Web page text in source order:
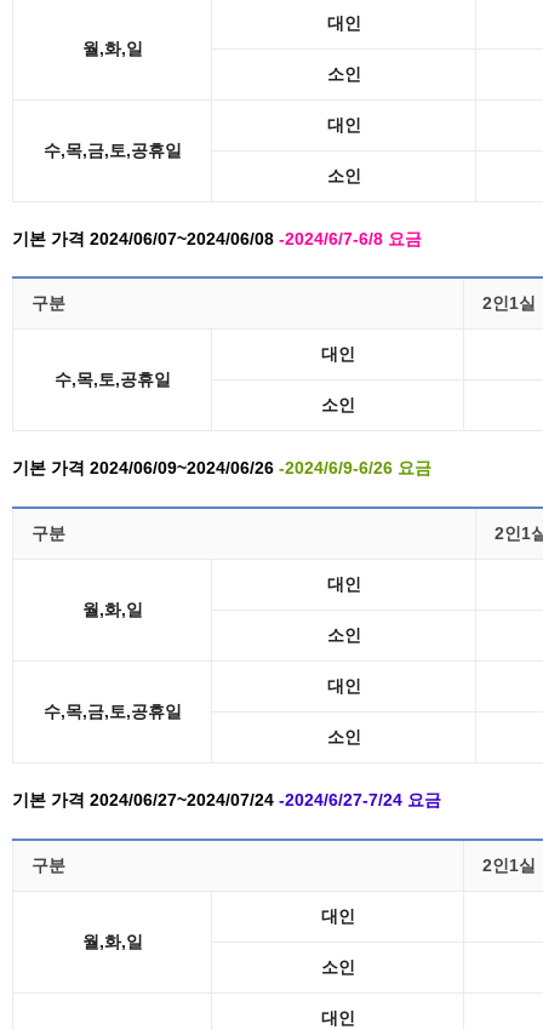
월,화,일
대인
소인
수,목,금,토,공휴일
대인
소인
기본 가격 2024/06/07~2024/06/08 -2024/6/7-6/8 요금
구분 2인1실
수,목,토,공휴일
대인
소인
기본 가격 2024/06/09~2024/06/26 -2024/6/9-6/26 요금
구분 2인1
월,화,일
대인
소인
수,목,금,토,공휴일
대인
소인
기본 가격 2024/06/27~2024/07/24 -2024/6/27-7/24 요금
구분 2인1실
월,화,일
대인
소인
대인